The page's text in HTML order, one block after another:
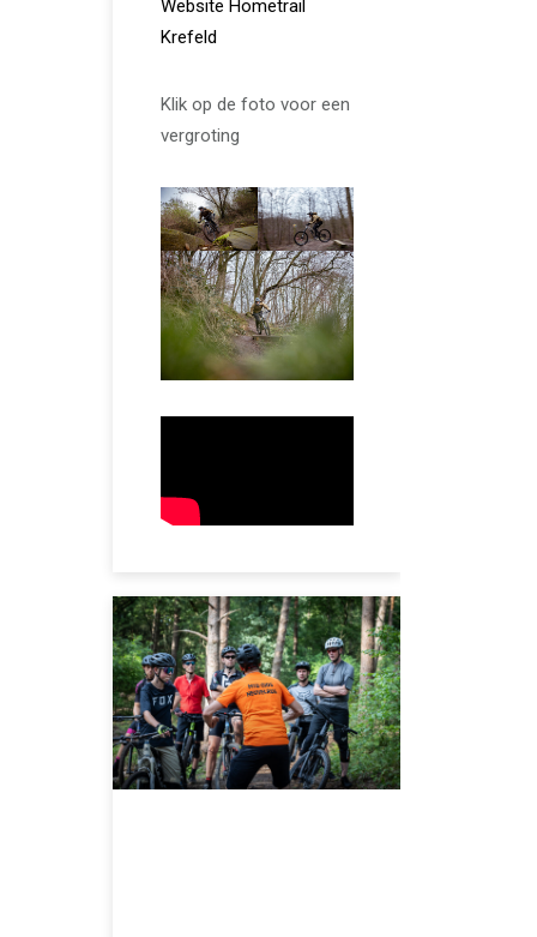
Website Hometrail
Krefeld
Klik op de foto voor een
vergroting